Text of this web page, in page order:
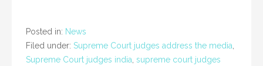
Posted in: News
Filed under: Supreme Court judges address the media,
Supreme Court judges india, supreme court judges